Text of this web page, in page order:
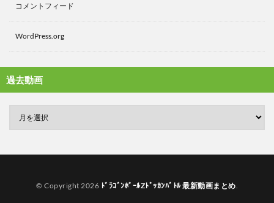
コメントフィード
WordPress.org
過去動画
© Copyright 2026 ﾄﾞﾗｺﾞﾝﾎﾞｰﾙZﾄﾞｯｶﾝﾊﾞﾄﾙ 最新動画まとめ